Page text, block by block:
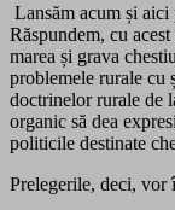
Lansăm acum și
Răspundem, cu
marea și grava
problemele rurale cu
doctrinelor rurale de
organic să dea
politicile destinate
Prelegerile, deci, vor